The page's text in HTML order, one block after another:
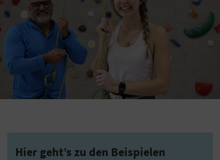
Hier geht’s zu den Beispielen